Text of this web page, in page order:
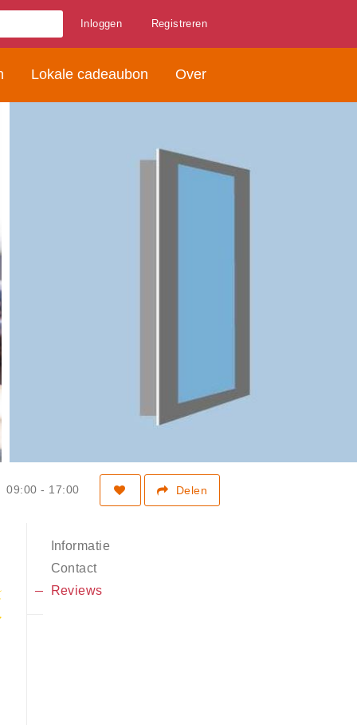
Inloggen Registreren
Lokale cadeaubon Over
Delen
09:00 - 17:00
Informatie
Contact
Reviews